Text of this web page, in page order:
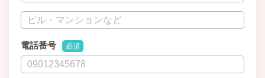
電話番号 必須